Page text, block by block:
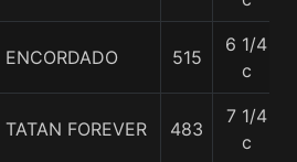
ENCORDADO 515
6 1/4
c
TATAN FOREVER 483
7 1/4
c